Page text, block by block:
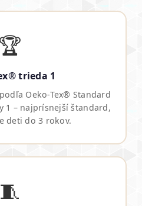
🏆
trieda 1
Oeko-Tex® Standard
1 – najprísnejší štandard,
deti do 3 rokov.
🧵